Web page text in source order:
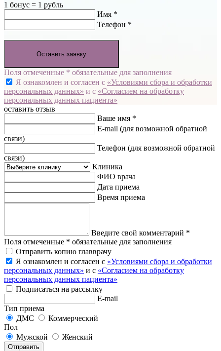
1 бонус = 1 рубль
Имя *
Телефон *
Оставить заявку
Поля отмеченные * обязательные для заполнения
Я ознакомлен и согласен с «Условиями сбора и обработки
персональных данных» и с «Согласием на обработку
персональных данных пациента»
оставить отзыв
Ваше имя *
E-mail (для возможной обратной
связи)
Телефон (для возможной обратной
связи)
Клиника
ФИО врача
Дата приема
Время приема
Введите свой комментарий *
Поля отмеченные * обязательные для заполнения
Отправить копию главврачу
Я ознакомлен и согласен с «Условиями сбора и обработки
персональных данных» и с «Согласием на обработку
персональных данных пациента»
Подписаться на рассылку
E-mail
Тип приема
ДМС
Коммерческий
Пол
Мужской
Женский
Отправить